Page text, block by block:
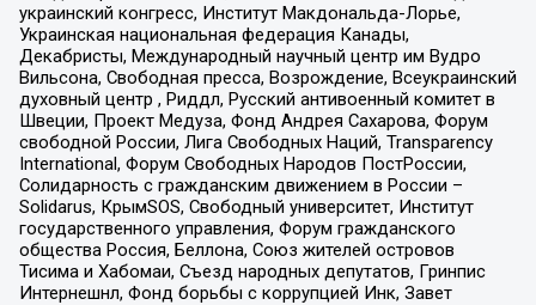
украинский конгресс, Институт Макдональда-Лорье,
Украинская национальная федерация Канады,
Декабристы, Международный научный центр им Вудро
Вильсона, Свободная пресса, Возрождение, Всеукраинский
духовный центр , Риддл, Русский антивоенный комитет в
Швеции, Проект Медуза, Фонд Андрея Сахарова, Форум
свободной России, Лига Свободных Наций, Transparеncy
International, Форум Свободных Народов ПостРоссии,
Солидарность с гражданским движением в России –
Solidarus, КрымSOS, Свободный университет, Институт
государственного управления, Форум гражданского
общества Россия, Беллона, Союз жителей островов
Тисима и Хабомаи, Съезд народных депутатов, Гринпис
Интернешнл, Фонд борьбы с коррупцией Инк, Завет